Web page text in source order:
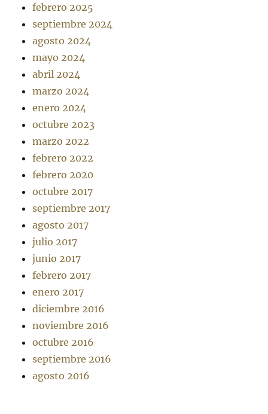
febrero 2025
septiembre 2024
agosto 2024
mayo 2024
abril 2024
marzo 2024
enero 2024
octubre 2023
marzo 2022
febrero 2022
febrero 2020
octubre 2017
septiembre 2017
agosto 2017
julio 2017
junio 2017
febrero 2017
enero 2017
diciembre 2016
noviembre 2016
octubre 2016
septiembre 2016
agosto 2016